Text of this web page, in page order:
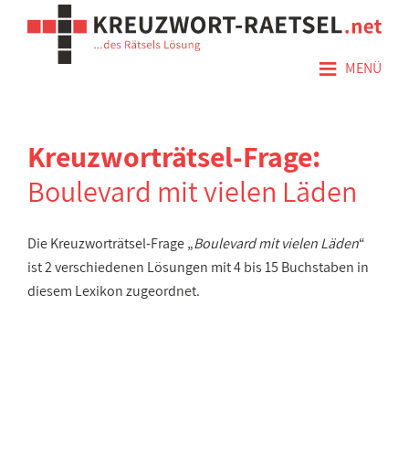
≡ MENÜ
Kreuzworträtsel-Frage:
Boulevard mit vielen Läden
Die Kreuzworträtsel-Frage „Boulevard mit vielen Läden“
ist 2 verschiedenen Lösungen mit 4 bis 15 Buchstaben in
diesem Lexikon zugeordnet.